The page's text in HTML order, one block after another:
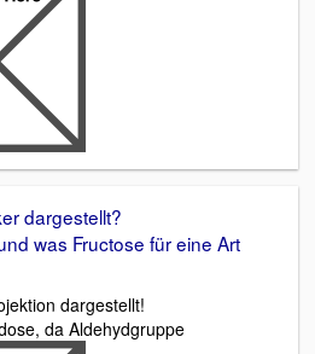
dargestellt?
was Fructose für eine Art
dargestellt!
da Aldehydgruppe